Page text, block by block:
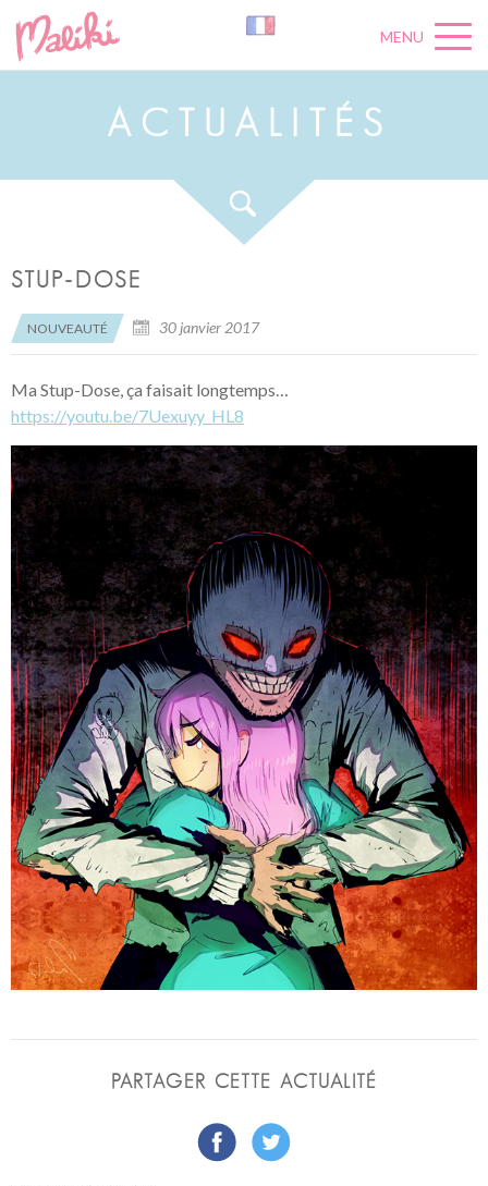
MENU
A C U A L É S
STUP-DOSE
NOUVEAUTÉ 30 janvier 2017
Ma Stup-Dose, ça faisait longtemps…
https://youtu.be/7Uexuyy_HL8
PARTAGER CETTE ACTUALITÉ